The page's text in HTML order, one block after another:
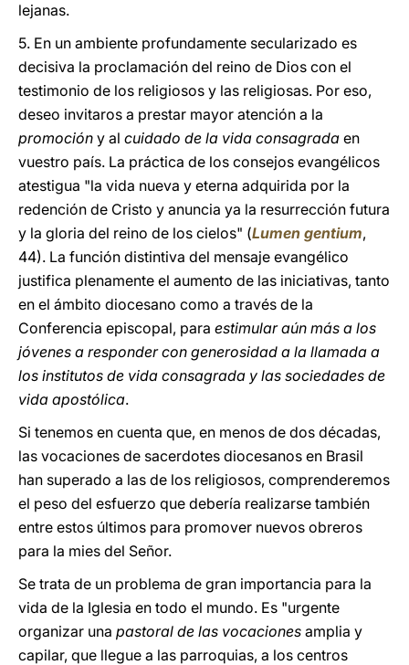
lejanas.
5. En un ambiente profundamente secularizado es
decisiva la proclamación del reino de Dios con el
testimonio de los religiosos y las religiosas. Por eso,
deseo invitaros a prestar mayor atención a la
promoción y al cuidado de la vida consagrada en
vuestro país. La práctica de los consejos evangélicos
atestigua "la vida nueva y eterna adquirida por la
redención de Cristo y anuncia ya la resurrección futura
y la gloria del reino de los cielos" (Lumen gentium,
44). La función distintiva del mensaje evangélico
justifica plenamente el aumento de las iniciativas, tanto
en el ámbito diocesano como a través de la
Conferencia episcopal, para estimular aún más a los
jóvenes a responder con generosidad a la llamada a
los institutos de vida consagrada y las sociedades de
vida apostólica.
Si tenemos en cuenta que, en menos de dos décadas,
las vocaciones de sacerdotes diocesanos en Brasil
han superado a las de los religiosos, comprenderemos
el peso del esfuerzo que debería realizarse también
entre estos últimos para promover nuevos obreros
para la mies del Señor.
Se trata de un problema de gran importancia para la
vida de la Iglesia en todo el mundo. Es "urgente
organizar una pastoral de las vocaciones amplia y
capilar, que llegue a las parroquias, a los centros